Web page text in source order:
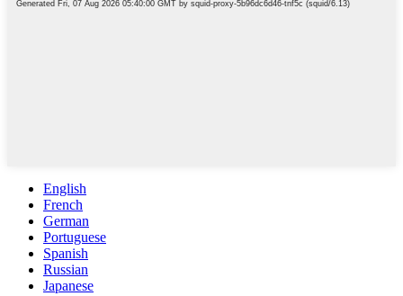
English
French
German
Portuguese
Spanish
Russian
Japanese